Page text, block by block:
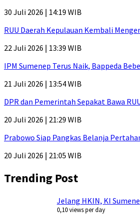
30 Juli 2026 | 14:19 WIB
RUU Daerah Kepulauan Kembali
22 Juli 2026 | 13:39 WIB
IPM Sumenep Terus Naik, Bappeda
21 Juli 2026 | 13:54 WIB
DPR dan Pemerintah Sepakat Bawa
20 Juli 2026 | 21:29 WIB
Prabowo Siap Pangkas Belanja
20 Juli 2026 | 21:05 WIB
Trending Post
Jelang HKIN, KI
0,10 views per day